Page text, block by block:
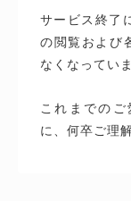
サービス終了
の閲覧および
なくなっていま
これまでの
に、何卒ご理